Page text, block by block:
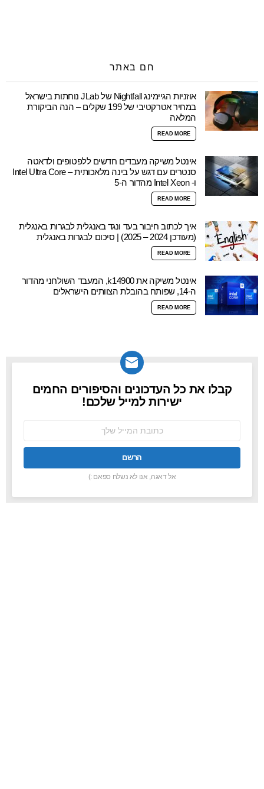
חם באתר
אוזניות הגיימינג Nightfall של JLab נוחתות בישראל
במחיר אטרקטיבי של 199 שקלים – הנה הביקורת
המלאה
READ MORE
אינטל משיקה מעבדים חדשים ללפטופים ולדאטה
סנטרים עם דגש על בינה מלאכותית – Intel Ultra Core
ו- Intel Xeon מהדור ה-5
READ MORE
איך לכתוב חיבור בעד ונגד באנגלית לבגרות באנגלית
(מעודכן 2024 – 2025) | סיכום לבגרות באנגלית
READ MORE
אינטל משיקה את k14900, המעבד השולחני מהדור
ה-14, שפותח בהובלת הצוותים הישראלים
READ MORE
NEWSLETTER
קבלו את כל העדכונים והסיפורים החמים
ישירות למייל שלכם!
אל דאגה, אנו לא נשלח ספאם :)